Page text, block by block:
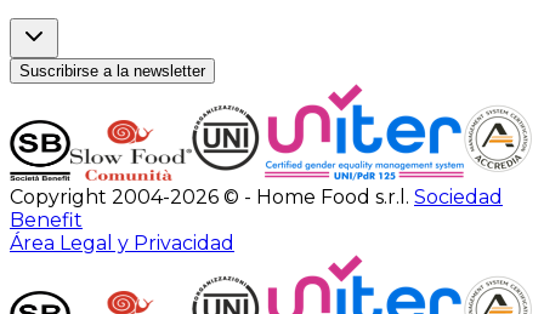
Suscribirse a la newsletter
Copyright 2004-2026 © - Home Food s.r.l. Sociedad
Benefit
Área Legal y Privacidad